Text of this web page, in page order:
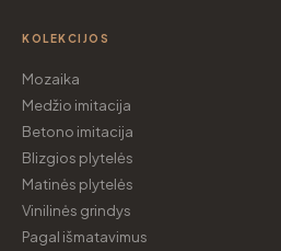
KOLEKCIJOS
Mozaika
Medžio imitacija
Betono imitacija
Blizgios plytelės
Matinės plytelės
Vinilinės grindys
Pagal išmatavimus